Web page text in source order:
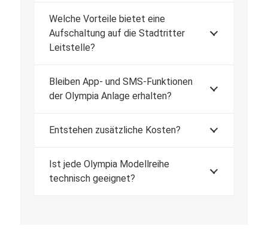
Welche Vorteile bietet eine
Aufschaltung auf die Stadtritter
Leitstelle?
Bleiben App- und SMS-Funktionen
der Olympia Anlage erhalten?
Entstehen zusätzliche Kosten?
Ist jede Olympia Modellreihe
technisch geeignet?